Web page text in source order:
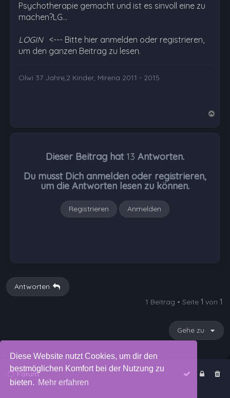
Diese Website nutzt Cookies, um dir den
bestmöglichen Komfort bei der Nutzung zu
bieten. Mehr erfahren
Psychotherapie gemacht und ist es sinvoll eine zu
machen?LG…
LOGIN <--- Bitte hier anmelden oder registrieren,
um den ganzen Beitrag zu lesen.
Olwi 37 Jahre,2 Kinder, Mirena 2011 - 2015
Dieser Beitrag hat 13 Antworten.
Du musst Dich anmelden oder registrieren,
um die Antworten lesen zu können.
Registrieren Anmelden
Antworten
1 Beitrag • Seite 1 von 1
Gehe zu
Forum